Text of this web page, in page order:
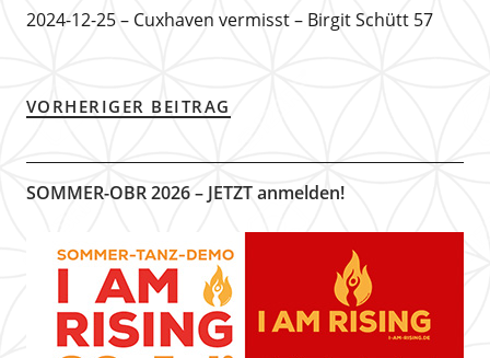
2024-12-25 – Cuxhaven vermisst – Birgit Schütt 57
VORHERIGER BEITRAG
SOMMER-OBR 2026 – JETZT anmelden!